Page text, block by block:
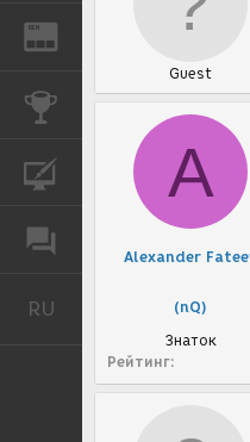
REN
КУРСЫ
RU
Guest
A
Alexander
(nQ)
Знаток
Рейтинг